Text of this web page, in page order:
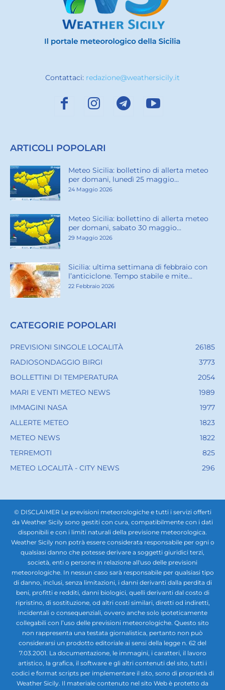
Contattaci: redazione@weathersicily.it
ARTICOLI POPOLARI
Meteo Sicilia: bollettino di allerta meteo
per domani, lunedì 25 maggio...
24 Maggio 2026
Meteo Sicilia: bollettino di allerta meteo
per domani, sabato 30 maggio...
29 Maggio 2026
Sicilia: ultima settimana di febbraio con
l’anticiclone. Tempo stabile e mite...
22 Febbraio 2026
CATEGORIE POPOLARI
PREVISIONI SINGOLE LOCALITÀ
26185
RADIOSONDAGGIO BIRGI
3773
BOLLETTINI DI TEMPERATURA
2054
MARI E VENTI METEO NEWS
1989
IMMAGINI NASA
1977
ALLERTE METEO
1823
METEO NEWS
1822
TERREMOTI
825
METEO LOCALITÀ - CITY NEWS
296
© DISCLAIMER Le previsioni meteorologiche e tutti i servizi offerti
da Weather Sicily sono gestiti con cura, compatibilmente con i dati
disponibili e con i limiti naturali della previsione meteorologica.
Weather Sicily non potrà essere considerata responsabile per ogni o
qualsiasi danno che potesse derivare a soggetti giuridici terzi,
società, enti o persone in relazione all'uso delle previsioni
meteorologiche. In nessun caso sarà responsabile per qualsiasi tipo
di danno, inclusi, senza limitazioni, i danni derivanti dalla perdita di
beni, profitti e redditi, danni biologici, quelli derivanti dal costo di
ripristino, di sostituzione, od altri costi similari, diretti od indiretti,
incidentali o consequenziali, ovvero anche solo ipoteticamente
collegabili con l’uso delle previsioni meteorologiche. Questo sito
non rappresenta una testata giornalistica, pertanto non può
considerarsi un prodotto editoriale ai sensi della legge n. 62 del
7.03.2001. La documentazione, le immagini, i caratteri, il lavoro
artistico, la grafica, il software e gli altri contenuti del sito, tutti i
codici e format scripts per implementare il sito, sono di proprietà di
Weather Sicily. Il materiale contenuto nel sito Web è protetto da